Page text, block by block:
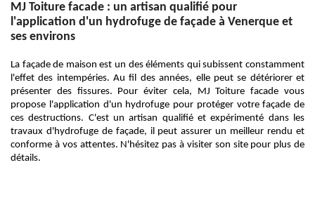
MJ Toiture facade : un artisan qualifié pour
l'application d'un hydrofuge de façade à Venerque et
ses environs
La façade de maison est un des éléments qui subissent constamment
l'effet des intempéries. Au fil des années, elle peut se détériorer et
présenter des fissures. Pour éviter cela, MJ Toiture facade vous
propose l'application d'un hydrofuge pour protéger votre façade de
ces destructions. C'est un artisan qualifié et expérimenté dans les
travaux d'hydrofuge de façade, il peut assurer un meilleur rendu et
conforme à vos attentes. N'hésitez pas à visiter son site pour plus de
détails.